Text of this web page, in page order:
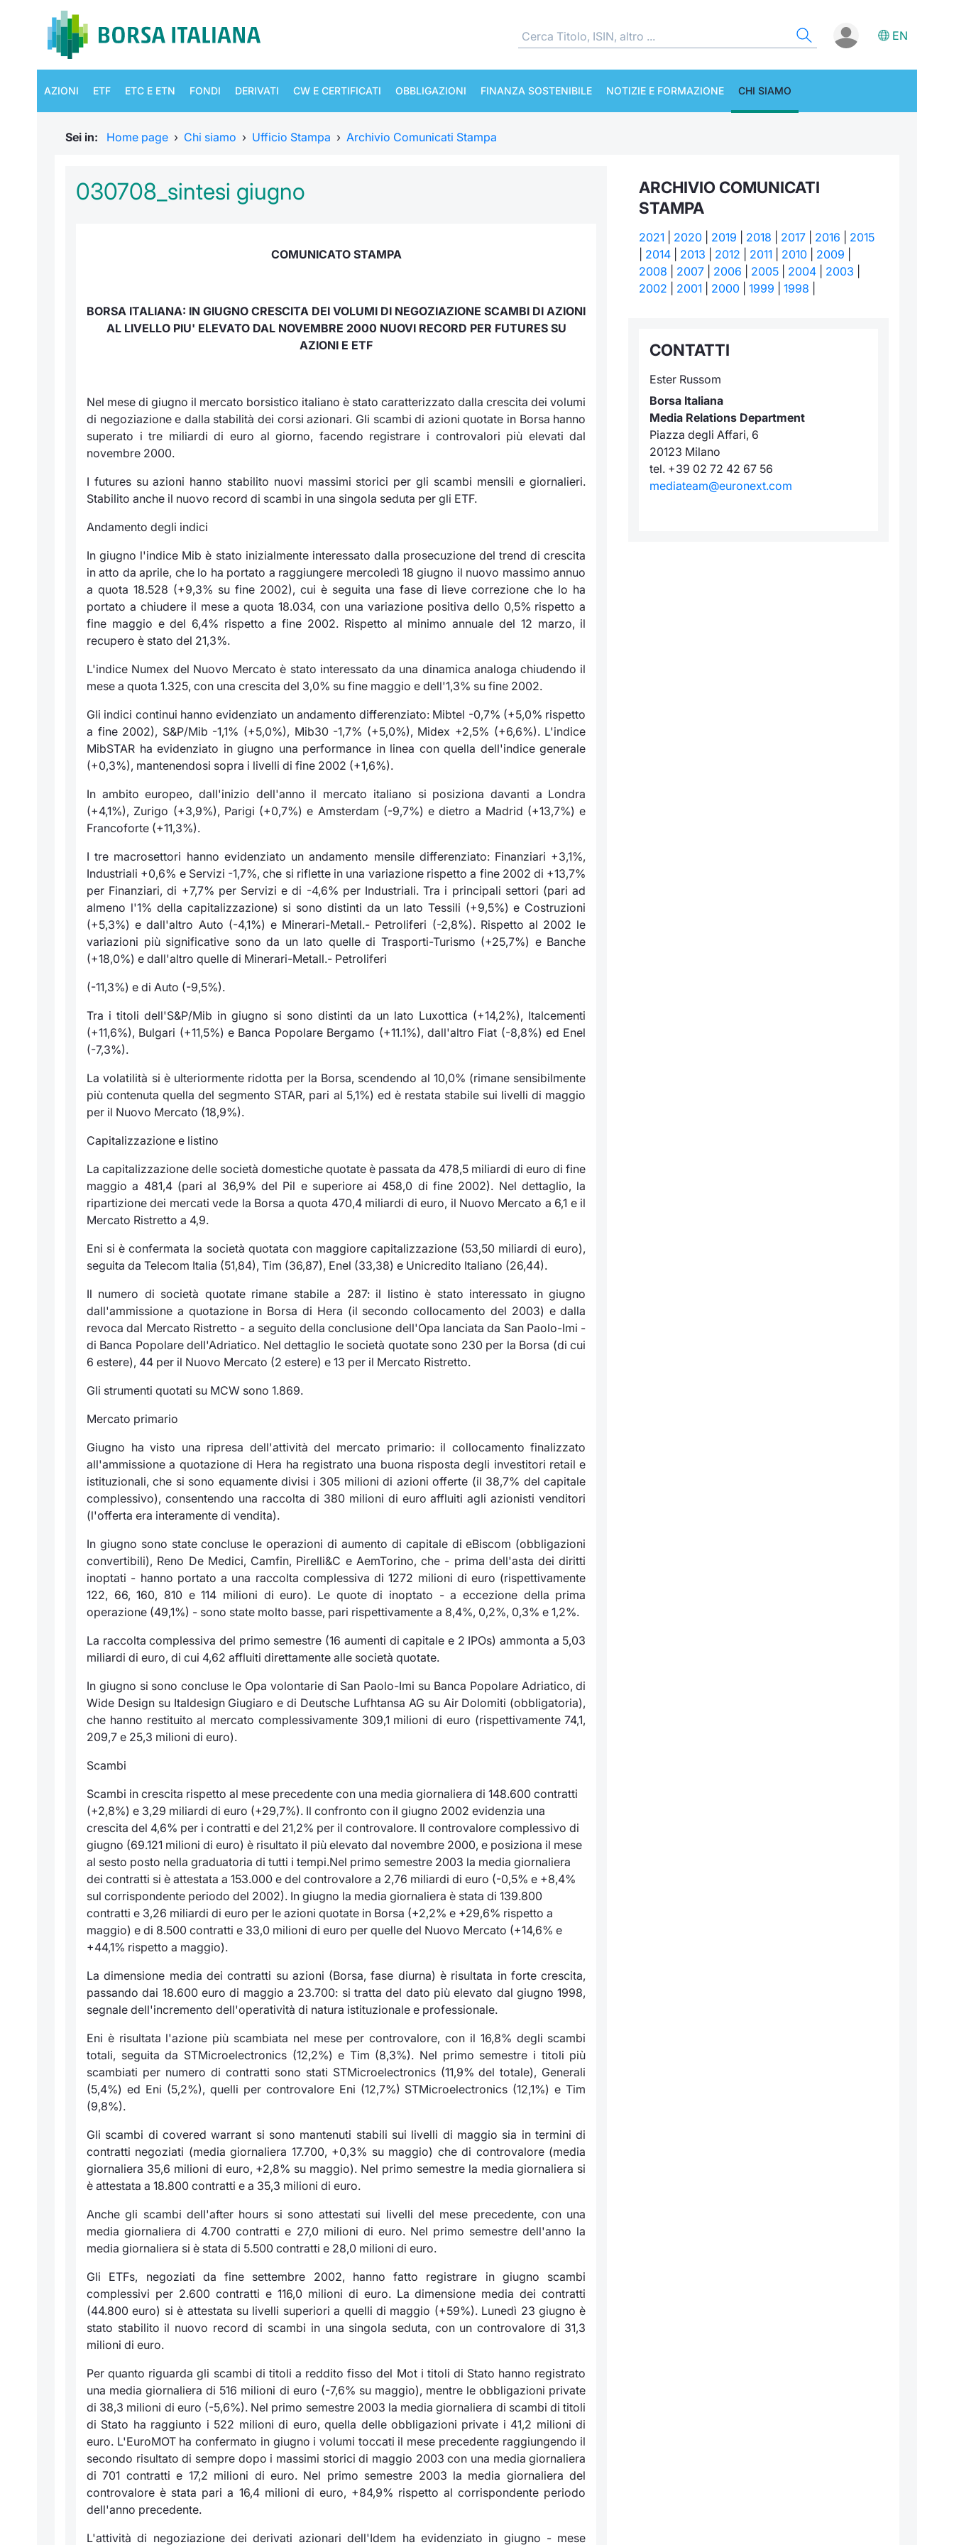
EN
AZIONI ETF ETC E ETN FONDI DERIVATI CW E CERTIFICATI OBBLIGAZIONI FINANZA SOSTENIBILE NOTIZIE E FORMAZIONE CHI SIAMO
Sei in: Home page › Chi siamo › Ufficio Stampa › Archivio Comunicati Stampa
030708_sintesi giugno
COMUNICATO STAMPA
BORSA ITALIANA: IN GIUGNO CRESCITA DEI VOLUMI DI NEGOZIAZIONE SCAMBI DI AZIONI
AL LIVELLO PIU' ELEVATO DAL NOVEMBRE 2000 NUOVI RECORD PER FUTURES SU
AZIONI E ETF
Nel mese di giugno il mercato borsistico italiano è stato caratterizzato dalla crescita dei volumi
di negoziazione e dalla stabilità dei corsi azionari. Gli scambi di azioni quotate in Borsa hanno
superato i tre miliardi di euro al giorno, facendo registrare i controvalori più elevati dal
novembre 2000.
I futures su azioni hanno stabilito nuovi massimi storici per gli scambi mensili e giornalieri.
Stabilito anche il nuovo record di scambi in una singola seduta per gli ETF.
Andamento degli indici
In giugno l'indice Mib è stato inizialmente interessato dalla prosecuzione del trend di crescita
in atto da aprile, che lo ha portato a raggiungere mercoledì 18 giugno il nuovo massimo annuo
a quota 18.528 (+9,3% su fine 2002), cui è seguita una fase di lieve correzione che lo ha
portato a chiudere il mese a quota 18.034, con una variazione positiva dello 0,5% rispetto a
fine maggio e del 6,4% rispetto a fine 2002. Rispetto al minimo annuale del 12 marzo, il
recupero è stato del 21,3%.
L'indice Numex del Nuovo Mercato è stato interessato da una dinamica analoga chiudendo il
mese a quota 1.325, con una crescita del 3,0% su fine maggio e dell'1,3% su fine 2002.
Gli indici continui hanno evidenziato un andamento differenziato: Mibtel -0,7% (+5,0% rispetto
a fine 2002), S&P/Mib -1,1% (+5,0%), Mib30 -1,7% (+5,0%), Midex +2,5% (+6,6%). L'indice
MibSTAR ha evidenziato in giugno una performance in linea con quella dell'indice generale
(+0,3%), mantenendosi sopra i livelli di fine 2002 (+1,6%).
In ambito europeo, dall'inizio dell'anno il mercato italiano si posiziona davanti a Londra
(+4,1%), Zurigo (+3,9%), Parigi (+0,7%) e Amsterdam (-9,7%) e dietro a Madrid (+13,7%) e
Francoforte (+11,3%).
I tre macrosettori hanno evidenziato un andamento mensile differenziato: Finanziari +3,1%,
Industriali +0,6% e Servizi -1,7%, che si riflette in una variazione rispetto a fine 2002 di +13,7%
per Finanziari, di +7,7% per Servizi e di -4,6% per Industriali. Tra i principali settori (pari ad
almeno l'1% della capitalizzazione) si sono distinti da un lato Tessili (+9,5%) e Costruzioni
(+5,3%) e dall'altro Auto (-4,1%) e Minerari-Metall.- Petroliferi (-2,8%). Rispetto al 2002 le
variazioni più significative sono da un lato quelle di Trasporti-Turismo (+25,7%) e Banche
(+18,0%) e dall'altro quelle di Minerari-Metall.- Petroliferi
(-11,3%) e di Auto (-9,5%).
Tra i titoli dell'S&P/Mib in giugno si sono distinti da un lato Luxottica (+14,2%), Italcementi
(+11,6%), Bulgari (+11,5%) e Banca Popolare Bergamo (+11.1%), dall'altro Fiat (-8,8%) ed Enel
(-7,3%).
La volatilità si è ulteriormente ridotta per la Borsa, scendendo al 10,0% (rimane sensibilmente
più contenuta quella del segmento STAR, pari al 5,1%) ed è restata stabile sui livelli di maggio
per il Nuovo Mercato (18,9%).
Capitalizzazione e listino
La capitalizzazione delle società domestiche quotate è passata da 478,5 miliardi di euro di fine
maggio a 481,4 (pari al 36,9% del Pil e superiore ai 458,0 di fine 2002). Nel dettaglio, la
ripartizione dei mercati vede la Borsa a quota 470,4 miliardi di euro, il Nuovo Mercato a 6,1 e il
Mercato Ristretto a 4,9.
Eni si è confermata la società quotata con maggiore capitalizzazione (53,50 miliardi di euro),
seguita da Telecom Italia (51,84), Tim (36,87), Enel (33,38) e Unicredito Italiano (26,44).
Il numero di società quotate rimane stabile a 287: il listino è stato interessato in giugno
dall'ammissione a quotazione in Borsa di Hera (il secondo collocamento del 2003) e dalla
revoca dal Mercato Ristretto - a seguito della conclusione dell'Opa lanciata da San Paolo-Imi -
di Banca Popolare dell'Adriatico. Nel dettaglio le società quotate sono 230 per la Borsa (di cui
6 estere), 44 per il Nuovo Mercato (2 estere) e 13 per il Mercato Ristretto.
Gli strumenti quotati su MCW sono 1.869.
Mercato primario
Giugno ha visto una ripresa dell'attività del mercato primario: il collocamento finalizzato
all'ammissione a quotazione di Hera ha registrato una buona risposta degli investitori retail e
istituzionali, che si sono equamente divisi i 305 milioni di azioni offerte (il 38,7% del capitale
complessivo), consentendo una raccolta di 380 milioni di euro affluiti agli azionisti venditori
(l'offerta era interamente di vendita).
In giugno sono state concluse le operazioni di aumento di capitale di eBiscom (obbligazioni
convertibili), Reno De Medici, Camfin, Pirelli&C e AemTorino, che - prima dell'asta dei diritti
inoptati - hanno portato a una raccolta complessiva di 1272 milioni di euro (rispettivamente
122, 66, 160, 810 e 114 milioni di euro). Le quote di inoptato - a eccezione della prima
operazione (49,1%) - sono state molto basse, pari rispettivamente a 8,4%, 0,2%, 0,3% e 1,2%.
La raccolta complessiva del primo semestre (16 aumenti di capitale e 2 IPOs) ammonta a 5,03
miliardi di euro, di cui 4,62 affluiti direttamente alle società quotate.
In giugno si sono concluse le Opa volontarie di San Paolo-Imi su Banca Popolare Adriatico, di
Wide Design su Italdesign Giugiaro e di Deutsche Lufhtansa AG su Air Dolomiti (obbligatoria),
che hanno restituito al mercato complessivamente 309,1 milioni di euro (rispettivamente 74,1,
209,7 e 25,3 milioni di euro).
Scambi
Scambi in crescita rispetto al mese precedente con una media giornaliera di 148.600 contratti
(+2,8%) e 3,29 miliardi di euro (+29,7%). Il confronto con il giugno 2002 evidenzia una
crescita del 4,6% per i contratti e del 21,2% per il controvalore. Il controvalore complessivo di
giugno (69.121 milioni di euro) è risultato il più elevato dal novembre 2000, e posiziona il mese
al sesto posto nella graduatoria di tutti i tempi.Nel primo semestre 2003 la media giornaliera
dei contratti si è attestata a 153.000 e del controvalore a 2,76 miliardi di euro (-0,5% e +8,4%
sul corrispondente periodo del 2002). In giugno la media giornaliera è stata di 139.800
contratti e 3,26 miliardi di euro per le azioni quotate in Borsa (+2,2% e +29,6% rispetto a
maggio) e di 8.500 contratti e 33,0 milioni di euro per quelle del Nuovo Mercato (+14,6% e
+44,1% rispetto a maggio).
La dimensione media dei contratti su azioni (Borsa, fase diurna) è risultata in forte crescita,
passando dai 18.600 euro di maggio a 23.700: si tratta del dato più elevato dal giugno 1998,
segnale dell'incremento dell'operatività di natura istituzionale e professionale.
Eni è risultata l'azione più scambiata nel mese per controvalore, con il 16,8% degli scambi
totali, seguita da STMicroelectronics (12,2%) e Tim (8,3%). Nel primo semestre i titoli più
scambiati per numero di contratti sono stati STMicroelectronics (11,9% del totale), Generali
(5,4%) ed Eni (5,2%), quelli per controvalore Eni (12,7%) STMicroelectronics (12,1%) e Tim
(9,8%).
Gli scambi di covered warrant si sono mantenuti stabili sui livelli di maggio sia in termini di
contratti negoziati (media giornaliera 17.700, +0,3% su maggio) che di controvalore (media
giornaliera 35,6 milioni di euro, +2,8% su maggio). Nel primo semestre la media giornaliera si
è attestata a 18.800 contratti e a 35,3 milioni di euro.
Anche gli scambi dell'after hours si sono attestati sui livelli del mese precedente, con una
media giornaliera di 4.700 contratti e 27,0 milioni di euro. Nel primo semestre dell'anno la
media giornaliera si è stata di 5.500 contratti e 28,0 milioni di euro.
Gli ETFs, negoziati da fine settembre 2002, hanno fatto registrare in giugno scambi
complessivi per 2.600 contratti e 116,0 milioni di euro. La dimensione media dei contratti
(44.800 euro) si è attestata su livelli superiori a quelli di maggio (+59%). Lunedì 23 giugno è
stato stabilito il nuovo record di scambi in una singola seduta, con un controvalore di 31,3
milioni di euro.
Per quanto riguarda gli scambi di titoli a reddito fisso del Mot i titoli di Stato hanno registrato
una media giornaliera di 516 milioni di euro (-7,6% su maggio), mentre le obbligazioni private
di 38,3 milioni di euro (-5,6%). Nel primo semestre 2003 la media giornaliera di scambi di titoli
di Stato ha raggiunto i 522 milioni di euro, quella delle obbligazioni private i 41,2 milioni di
euro. L'EuroMOT ha confermato in giugno i volumi toccati il mese precedente raggiungendo il
secondo risultato di sempre dopo i massimi storici di maggio 2003 con una media giornaliera
di 701 contratti e 17,2 milioni di euro. Nel primo semestre 2003 la media giornaliera del
controvalore è stata pari a 16,4 milioni di euro, +84,9% rispetto al corrispondente periodo
dell'anno precedente.
L'attività di negoziazione dei derivati azionari dell'Idem ha evidenziato in giugno - mese
ARCHIVIO COMUNICATI
STAMPA
2021 2020 2019 2018 2017 2016
2015
2014 2013 2012 2011 2010 2009
2008
2007 2006 2005 2004 2003
2002
2001 2000 |1999 |1998
CONTATTI
Ester Russom
Borsa Italiana
Media Relations Department
Piazza degli Affari, 6
20123 Milano
tel. +39 02 72 42 67 56
mediateam@euronext.com